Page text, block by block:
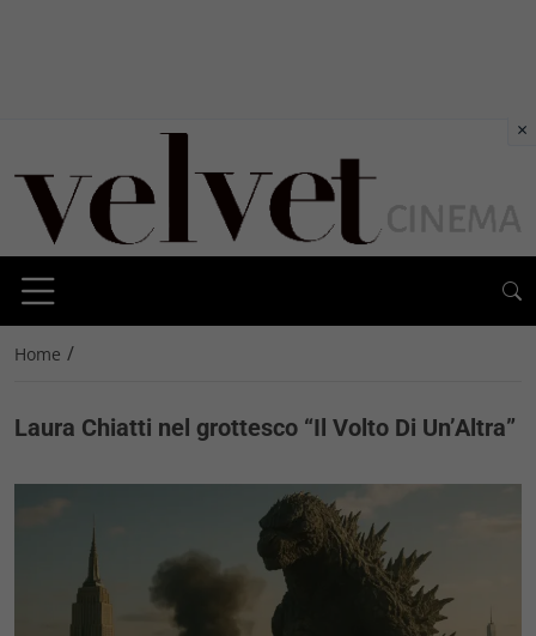
Home /
Laura Chiatti nel grottesco “Il Volto Di Un’Altra”
×